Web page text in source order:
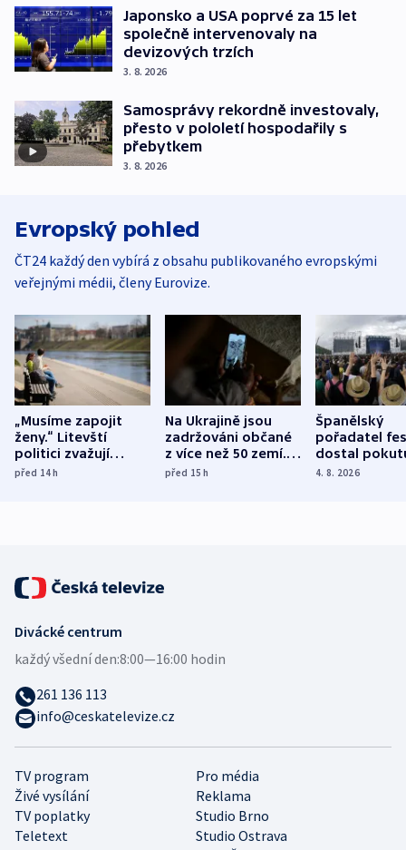
Japonsko a USA poprvé za 15 let
společně intervenovaly na
devizových trzích
3. 8. 2026
Samosprávy rekordně investovaly,
přesto v pololetí hospodařily s
přebytkem
3. 8. 2026
Evropský pohled
ČT24 každý den vybírá z obsahu publikovaného evropskými
veřejnými médii, členy Eurovize.
„Musíme zapojit
ženy.“ Litevští
politici zvažují
dohodu o
před 14h
Na Ukrajině jsou
zadržováni občané
z více než 50 zemí.
Bojovali na straně
před 15h
Španělský
pořadatel
dostal
nekalé
4. 8. 2026
TV program
Pro média
Živé vysílání
Reklama
TV poplatky
Studio Brno
Teletext
Studio Ostrava
Divácké centrum
každý všední den:8:00—16:00 hodin
261 136 113
info@ceskatelevize.cz